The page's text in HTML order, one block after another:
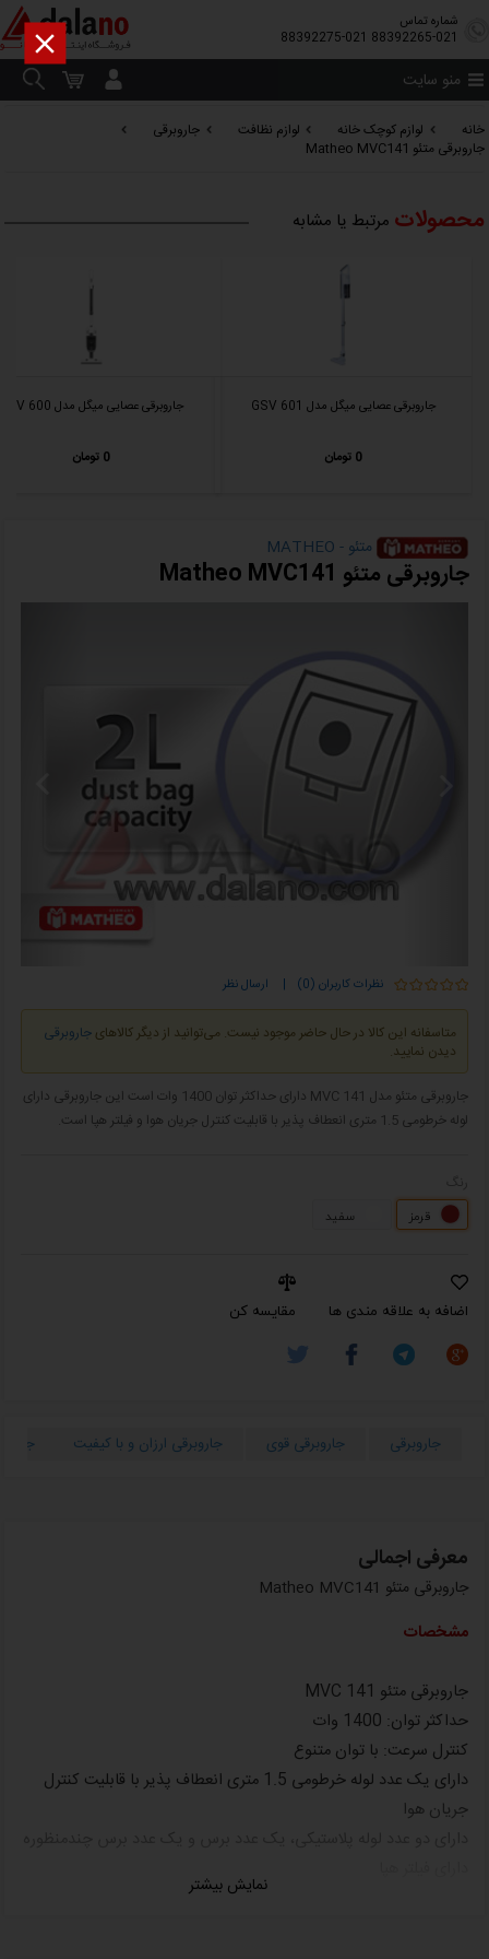
شماره تماس
88392265-021
88392275-021
منو سایت
خانه لوازم کوچک خانه لوازم نظافت
جاروبرقی
جاروبرقی متئو Matheo MVC141
محصولات مرتبط یا مشابه
جاروبرقی عصایی میگل مدل GSV 601
0 تومان
جاروبرقی عصایی میگل مدل GSV 600
0 تومان
متئو - MATHEO
جاروبرقی متئو Matheo MVC141
نظرات کاربران (0) | ارسال نظر
متاسفانه این کالا در حال حاضر موجود نیست. می‌توانید از دیگر کالاهایجاروبرقی
دیدن نمایید.
جاروبرقی متئو مدل MVC 141 دارای حداکثر توان 1400 وات است این جاروبرقی دارای
لوله خرطومی 1.5 متری انعطاف پذیر با قابلیت کنترل جریان هوا و فیلتر هپا است.
قرمز سفید
اضافه به علاقه مندی ها مقایسه کن
جاروبرقی جاروبرقی قوی جاروبرقی ارزان و با کیفیت
نمایش بیشتر
معرفی اجمالی
جاروبرقی متئو Matheo MVC141
مشخصات
جاروبرقیمتئو MVC 141
حداکثر توان: 1400 وات
کنترل سرعت: با توان متنوع
دارای یک عدد لوله خرطومی 1.5 متری انعطاف پذیر با قابلیت کنترل
جریان هوا
